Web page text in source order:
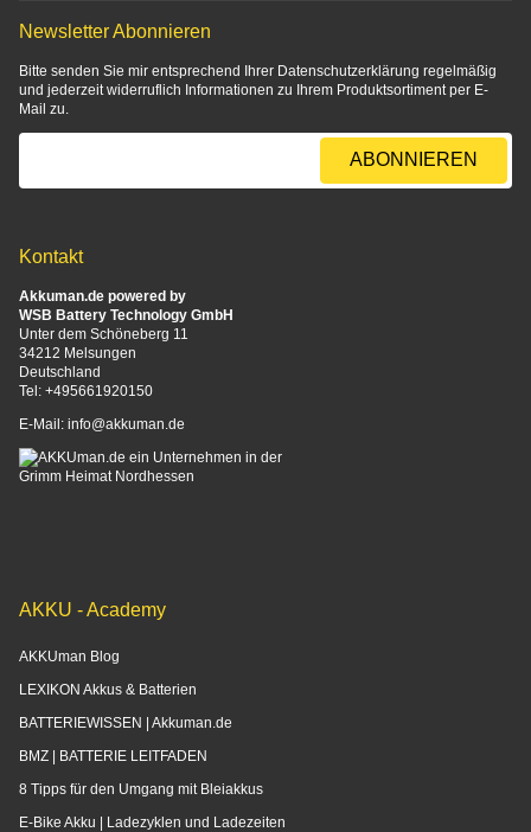
Newsletter Abonnieren
Bitte senden Sie mir entsprechend Ihrer Datenschutzerklärung regelmäßig
und jederzeit widerruflich Informationen zu Ihrem Produktsortiment per E-
Mail zu.
E-Mail-Adresse
ABONNIEREN
Kontakt
Akkuman.de powered by
WSB Battery Technology GmbH
Unter dem Schöneberg 11
34212 Melsungen
Deutschland
Tel: +495661920150
E-Mail: info@akkuman.de
AKKU - Academy
AKKUman Blog
LEXIKON Akkus & Batterien
BATTERIEWISSEN | Akkuman.de
BMZ | BATTERIE LEITFADEN
8 Tipps für den Umgang mit Bleiakkus
E-Bike Akku | Ladezyklen und Ladezeiten